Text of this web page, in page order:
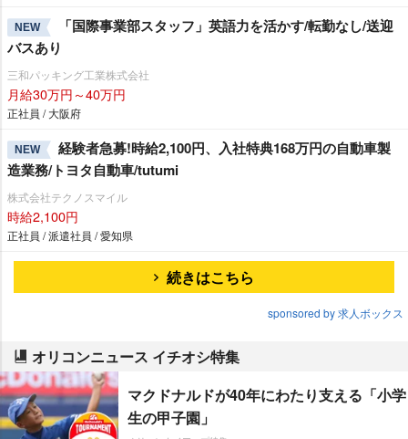
NEW
「国際事業部スタッフ」英語力を活かす/転勤なし/送迎
バスあり
三和パッキング工業株式会社
月給30万円～40万円
正社員 / 大阪府
NEW
経験者急募!時給2,100円、入社特典168万円の自動車製
造業務/トヨタ自動車/tutumi
株式会社テクノスマイル
時給2,100円
正社員 / 派遣社員 / 愛知県
続きはこちら
sponsored by 求人ボックス
オリコンニュース イチオシ特集
マクドナルドが40年にわたり支える「小学
生の甲子園」